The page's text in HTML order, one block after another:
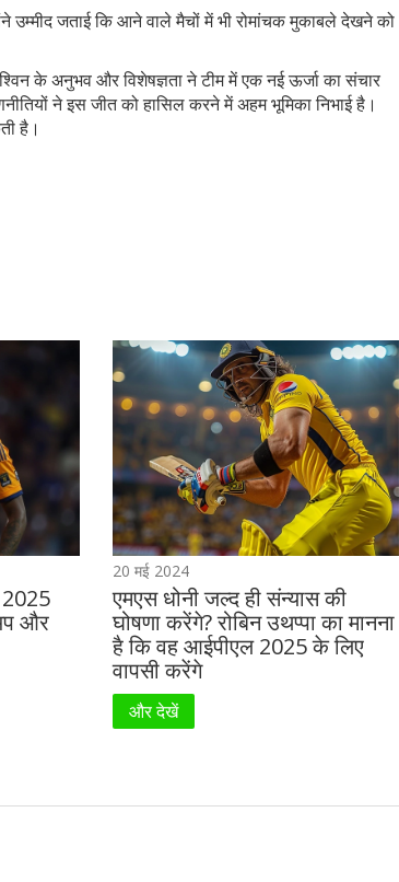
उम्मीद जताई कि आने वाले मैचों में भी रोमांचक मुकाबले देखने को
के अनुभव और विशेषज्ञता ने टीम में एक नई ऊर्जा का संचार
ने इस जीत को हासिल करने में अहम भूमिका निभाई है।
है।
2025
और
20 मई 2024
एमएस धोनी जल्द ही संन्यास की
घोषणा करेंगे? रोबिन उथप्पा का मानना
है कि वह आईपीएल 2025 के लिए
वापसी करेंगे
और देखें